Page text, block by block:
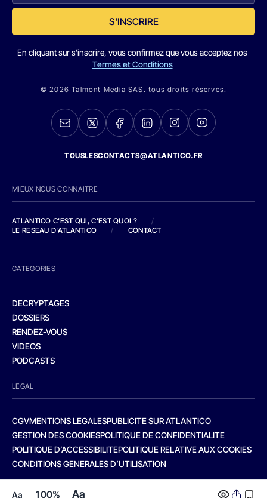
Aa 100% Aa
S'INSCRIRE
En cliquant sur s'inscrire, vous confirmez que vous acceptez nos
Termes et Conditions
© 2026 Talmont Media SAS. tous droits réservés.
TOUSLESCONTACTS@ATLANTICO.FR
MIEUX NOUS CONNAITRE
ATLANTICO C'EST QUI, C'EST QUOI ?
/
LE RESEAU D'ATLANTICO
/ CONTACT
CATEGORIES
DECRYPTAGES
DOSSIERS
RENDEZ-VOUS
VIDEOS
PODCASTS
LEGAL
CGVMENTIONS LEGALESPUBLICITE SUR ATLANTICO
GESTION DES COOKIESPOLITIQUE DE CONFIDENTIALITE
POLITIQUE D’ACCESSIBILITEPOLITIQUE RELATIVE AUX COOKIES
CONDITIONS GENERALES D’UTILISATION